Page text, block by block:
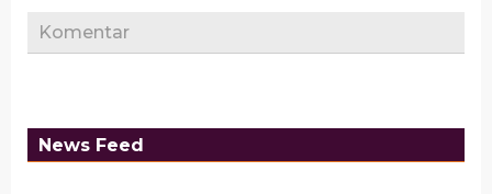
Komentar
News Feed